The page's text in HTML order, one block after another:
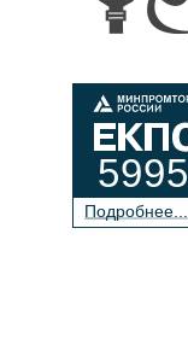
Подробнее...
5995